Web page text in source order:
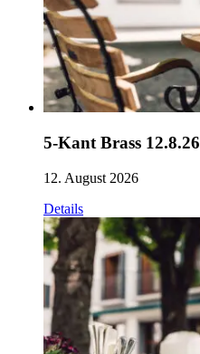
5-Kant Brass 12.8.26
12. August 2026
Details